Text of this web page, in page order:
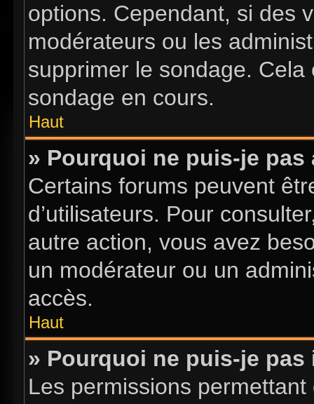
options. Cependant, si des
modérateurs ou les
supprimer le sondage. Cela
sondage en cours.
Haut
» Pourquoi ne puis-je
Certains forums peuvent
d’utilisateurs. Pour
autre action, vous avez
un modérateur ou un
accès.
Haut
» Pourquoi ne puis-je
Les permissions